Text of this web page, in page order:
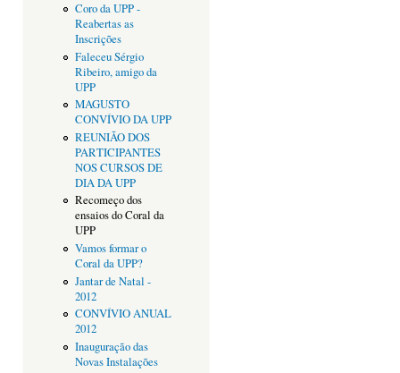
Coro da UPP -
Reabertas as
Inscrições
Faleceu Sérgio
Ribeiro, amigo da
UPP
MAGUSTO
CONVÍVIO DA UPP
REUNIÃO DOS
PARTICIPANTES
NOS CURSOS DE
DIA DA UPP
Recomeço dos
ensaios do Coral da
UPP
Vamos formar o
Coral da UPP?
Jantar de Natal -
2012
CONVÍVIO ANUAL
2012
Inauguração das
Novas Instalações